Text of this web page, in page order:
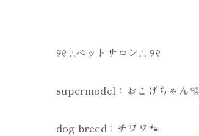
୨୧ ∴ペットサロン∴ ୨୧
supermodel：おこげちゃん🫧
dog breed：チワワ🐾